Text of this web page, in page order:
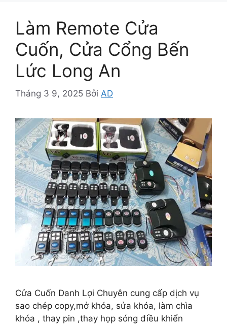
Làm Remote Cửa
Cuốn, Cửa Cổng Bến
Lức Long An
Tháng 3 9, 2025 Bởi AD
Cửa Cuốn Danh Lợi Chuyên cung cấp dịch vụ
sao chép copy,mở khóa, sửa khóa, làm chìa
khóa , thay pin ,thay họp sóng điều khiển